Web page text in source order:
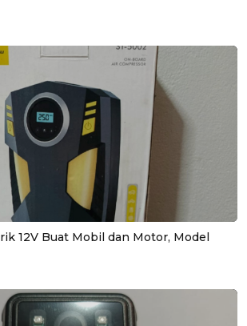
12V Buat Mobil dan Motor, Model